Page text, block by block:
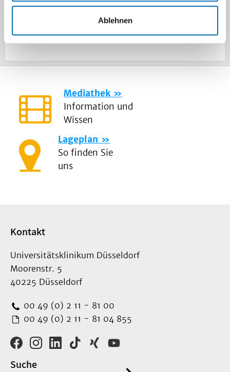
Ablehnen
wenden Sie sich bitte direkt an dieLeitungen
der Schwerpunktbereicheunserer Klinik oder
an dasOberarztsekretariat.
Mediathek
Information und
Wissen
Lageplan
So finden Sie
uns
Kontakt
Universitätsklinikum Düsseldorf
Moorenstr. 5
40225 Düsseldorf
00 49 (0) 2 11 - 81 00
00 49 (0) 2 11 - 81 04 855
Suche